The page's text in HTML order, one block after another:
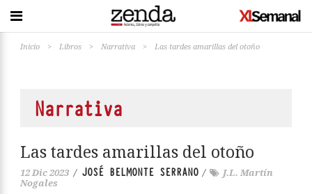
Inicio > Libros > Narrativa > Las tardes amarillas del otoño
Narrativa
Las tardes amarillas del otoño
12 Dic 2023 / JOSÉ BELMONTE SERRANO /
J.L. Martín
Nogales